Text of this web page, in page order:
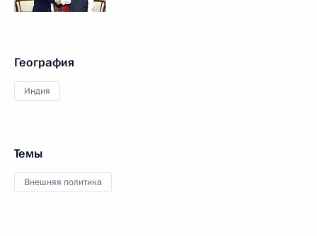
География
Индия
Темы
Внешняя политика